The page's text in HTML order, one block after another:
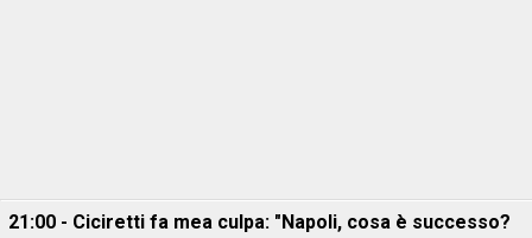
21:00 - Ciciretti fa mea culpa: "Napoli, cosa è successo?